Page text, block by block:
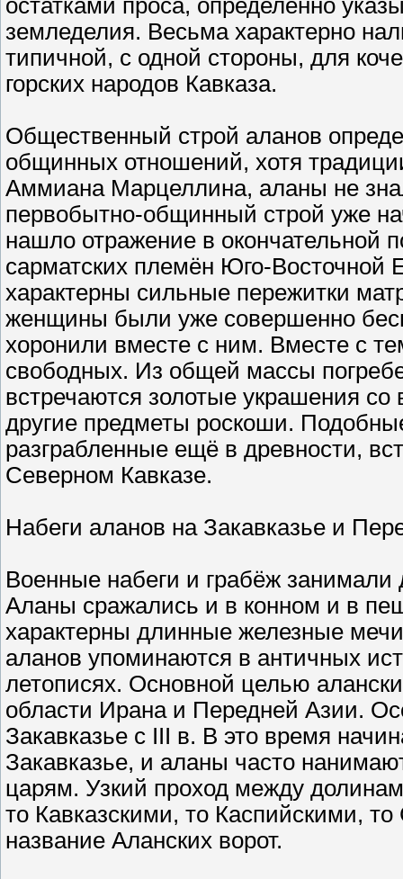
остатками проса, определённо
земледелия. Весьма характерно
типичной, с одной стороны, для
горских народов Кавказа.
Общественный строй аланов
общинных отношений, хотя
Аммиана Марцеллина, аланы не
первобытно-общинный строй уже
нашло отражение в окончательной
сарматских племён Юго-Восточной
характерны сильные пережитки
женщины были уже совершенно
хоронили вместе с ним. Вместе с
свободных. Из общей массы
встречаются золотые украшения
другие предметы роскоши.
разграбленные ещё в древности,
Северном Кавказе.
Набеги аланов на Закавказье и
Военные набеги и грабёж
Аланы сражались и в конном и в
характерны длинные железные
аланов упоминаются в античных
летописях. Основной целью
области Ирана и Передней Азии.
Закавказье с III в. В это время
Закавказье, и аланы часто
царям. Узкий проход между
то Кавказскими, то Каспийскими,
название Аланских ворот.